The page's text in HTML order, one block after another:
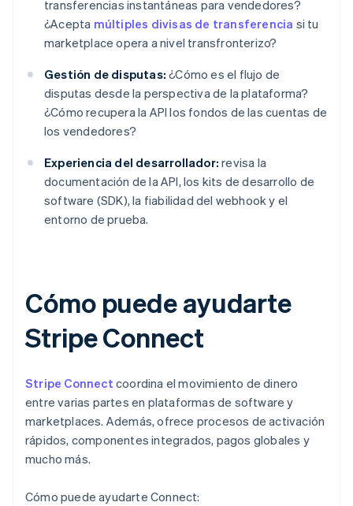
transferencias instantáneas para vendedores?
¿Acepta múltiples divisas de transferencia si tu
marketplace opera a nivel transfronterizo?
Gestión de disputas: ¿Cómo es el flujo de
disputas desde la perspectiva de la plataforma?
¿Cómo recupera la API los fondos de las cuentas de
los vendedores?
Experiencia del desarrollador: revisa la
documentación de la API, los kits de desarrollo de
software (SDK), la fiabilidad del webhook y el
entorno de prueba.
Cómo puede ayudarte
Stripe Connect
Stripe Connect coordina el movimiento de dinero
entre varias partes en plataformas de software y
marketplaces. Además, ofrece procesos de activación
rápidos, componentes integrados, pagos globales y
mucho más.
Cómo puede ayudarte Connect: